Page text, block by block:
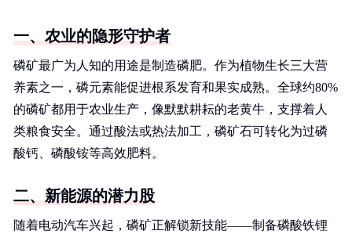
一、农业的隐形守护者
磷矿最广为人知的用途是制造磷肥。作为植物生长三大营
养素之一，磷元素能促进根系发育和果实成熟。全球约80%
的磷矿都用于农业生产，像默默耕耘的老黄牛，支撑着人
类粮食安全。通过酸法或热法加工，磷矿石可转化为过磷
酸钙、磷酸铵等高效肥料。
二、新能源的潜力股
随着电动汽车兴起，磷矿正解锁新技能——制备磷酸铁锂